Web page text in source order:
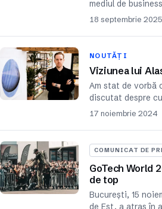
mediul de
18 septembrie 2025
NOUTĂȚI
Viziunea lui
Am stat de vorbă
discutat despre
17 noiembrie 2024
COMUNICAT DE
GoTech World
de top
București, 15
de Est, a atras în